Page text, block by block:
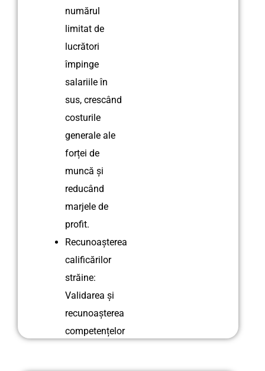
numărul
limitat de
lucrători
împinge
salariile în
sus, crescând
costurile
generale ale
forței de
muncă și
reducând
marjele de
profit.
Recunoașterea
calificărilor
străine:
Validarea și
recunoașterea
competențelor